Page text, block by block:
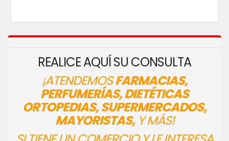
REALICE AQUÍ SU CONSULTA
¡ATENDEMOSFARMACIAS,
PERFUMERÍAS, DIETÉTICAS
ORTOPEDIAS, SUPERMERCADOS,
MAYORISTAS,Y MÁS!